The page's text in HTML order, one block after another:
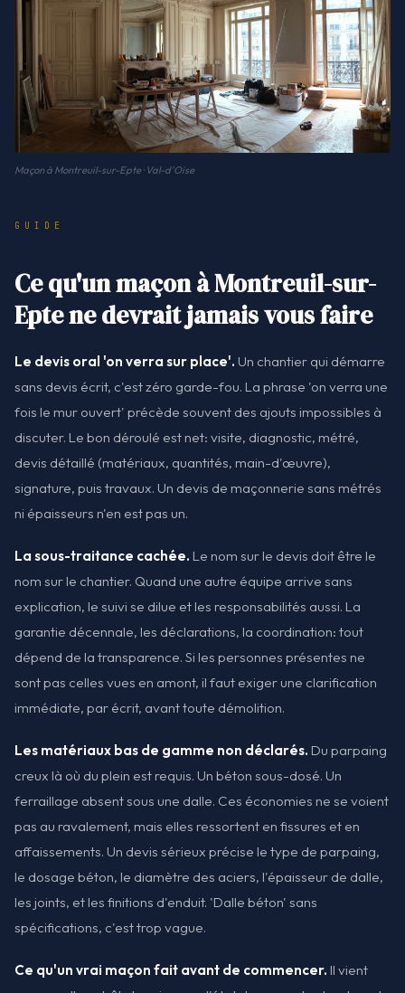
Maçon à Montreuil-sur-Epte · Val-d'Oise
GUIDE
Ce qu'un maçon à Montreuil-sur-
Epte ne devrait jamais vous faire
Le devis oral 'on verra sur place'. Un chantier qui démarre
sans devis écrit, c'est zéro garde-fou. La phrase 'on verra une
fois le mur ouvert' précède souvent des ajouts impossibles à
discuter. Le bon déroulé est net: visite, diagnostic, métré,
devis détaillé (matériaux, quantités, main-d'œuvre),
signature, puis travaux. Un devis de maçonnerie sans métrés
ni épaisseurs n'en est pas un.
La sous-traitance cachée. Le nom sur le devis doit être le
nom sur le chantier. Quand une autre équipe arrive sans
explication, le suivi se dilue et les responsabilités aussi. La
garantie décennale, les déclarations, la coordination: tout
dépend de la transparence. Si les personnes présentes ne
sont pas celles vues en amont, il faut exiger une clarification
immédiate, par écrit, avant toute démolition.
Les matériaux bas de gamme non déclarés. Du parpaing
creux là où du plein est requis. Un béton sous-dosé. Un
ferraillage absent sous une dalle. Ces économies ne se voient
pas au ravalement, mais elles ressortent en fissures et en
affaissements. Un devis sérieux précise le type de parpaing,
le dosage béton, le diamètre des aciers, l'épaisseur de dalle,
les joints, et les finitions d'enduit. 'Dalle béton' sans
spécifications, c'est trop vague.
Ce qu'un vrai maçon fait avant de commencer. Il vient